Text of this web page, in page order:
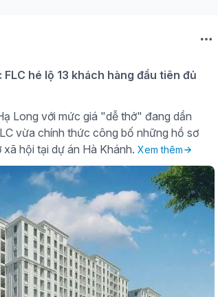
hé lộ 13 khách hàng đầu tiên đủ
Long với mức giá "dễ thở" đang dần
vừa chính thức công bố những hồ sơ
hội tại dự án Hà Khánh. Xem thêm